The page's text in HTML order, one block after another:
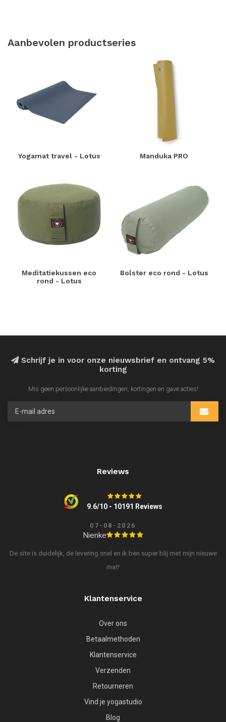
Aanbevolen productseries
Yogamat travel - Lotus Manduka PRO
Meditatiekussen eco
rond - Lotus
Bolster eco rond - Lotus
Schrijf je in voor onze nieuwsbrief en ontvang 5%
korting
Mis geen persoonlijke aanbiedingen, kortingen en gave acties!
Reviews
9.6/10 - 10191 Reviews
07-08-2026
Nienke
De site is duidelijk, de levering snel en ik ben super blij met mijn nieuwe
mat!
Klantenservice
Over ons
Betaalmethoden
Klantenservice
Verzenden
Retourneren
Vind je yogastudio
Blog